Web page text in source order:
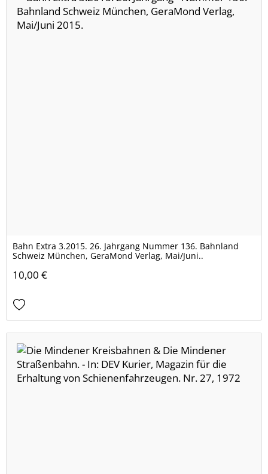
Bahn Extra 3.2015. 26. Jahrgang Nummer 136. Bahnland
Schweiz München, GeraMond Verlag, Mai/Juni..
10,00 €